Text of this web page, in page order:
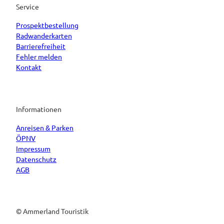
Service
Prospektbestellung
Radwanderkarten
Barrierefreiheit
Fehler melden
Kontakt
Informationen
Anreisen & Parken
ÖPNV
Impressum
Datenschutz
AGB
© Ammerland Touristik